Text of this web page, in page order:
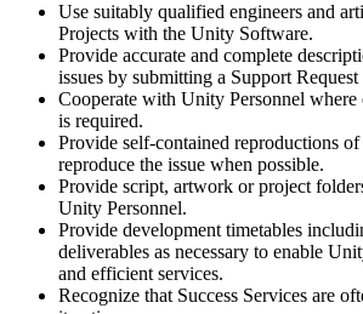
Use suitably qualified engineers and
Projects with the Unity Software.
Provide accurate and complete
issues by submitting a Support
Cooperate with Unity Personnel where
is required.
Provide self-contained reproductions of
reproduce the issue when possible.
Provide script, artwork or project
Unity Personnel.
Provide development timetables
deliverables as necessary to enable
and efficient services.
Recognize that Success Services are